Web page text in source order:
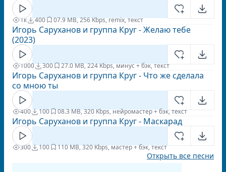
1к 400 07.9 MB, 256 Kbps, remix, текст
Игорь Саруханов и группа Круг - Желаю тебе
(2023)
1000 300 27.0 MB, 224 Kbps, минус + бэк, текст
Игорь Саруханов и группа Круг - Что же сделала
со мною ты
400 100 08.3 MB, 320 Kbps, нейромастер + бэк, текст
Игорь Саруханов и группа Круг - Маскарад
300 100 110 MB, 320 Kbps, мастер + бэк, текст
Открыть все песни